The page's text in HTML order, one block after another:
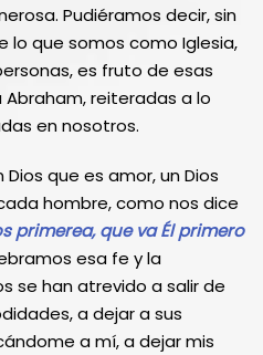
Pudiéramos decir, sin
lo que somos como Iglesia,
es fruto de esas
reiteradas a lo
en nosotros.
que es amor, un Dios
hombre, como nos dice
primerea, que va Él primero
esa fe y la
se han atrevido a salir de
a dejar a sus
a mí, a dejar mis